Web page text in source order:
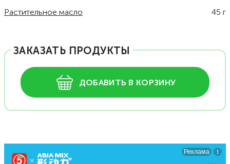
Растительное масло 45 г
ЗАКАЗАТЬ ПРОДУКТЫ
ДОБАВИТЬ В КОРЗИНУ